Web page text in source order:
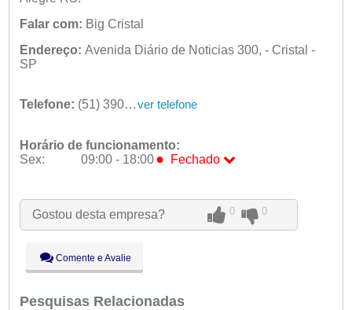
Falar com: Big Cristal
Endereço: Avenida Diário de Noticias 300, - Cristal -
SP
Telefone: (51) 3901-5800 ver telefone
Horário de funcionamento:
Sex:
09:00 - 18:00 ● Fechado
Ter:
09:00 - 18:00
Qua:
09:00 - 18:00
Sex:
09:00 - 18:00
Sáb:
Fechado
Dom:
Fechado
Gostou desta empresa? 0 0
Comente e Avalie
Pesquisas Relacionadas